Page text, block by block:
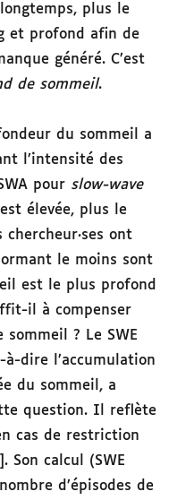
plus le
et profond afin de
généré. C’est
de sommeil.
du sommeil a
l’intensité des
pour slow-wave
élevée, plus le
ont
le moins sont
est le plus profond
il à compenser
? Le SWE
à-dire l’accumulation
du sommeil, a
question. Il reflète
cas de restriction
]. Son calcul (SWE
d’épisodes de